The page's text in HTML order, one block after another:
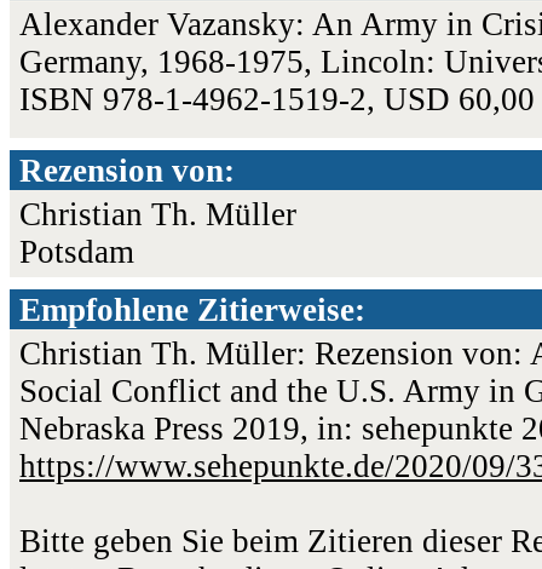
Alexander Vazansky: An Army in
Germany, 1968-1975, Lincoln:
ISBN 978-1-4962-1519-2, USD 60,00
Rezension von:
Christian Th. Müller
Potsdam
Empfohlene Zitierweise:
Christian Th. Müller: Rezension von:
Social Conflict and the U.S. Army in
Nebraska Press 2019, in:
https://www.sehepunkte.de/2020/09/
Bitte geben Sie beim Zitieren dieser